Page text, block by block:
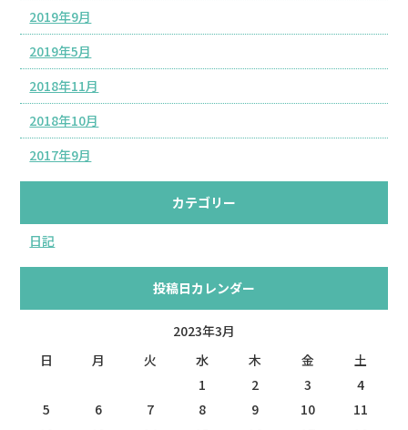
2019年9月
2019年5月
2018年11月
2018年10月
2017年9月
カテゴリー
日記
投稿日カレンダー
2023年3月
日
月 火 水 木 金 土
1 2 3
4
5
6 7 8 9 10
11